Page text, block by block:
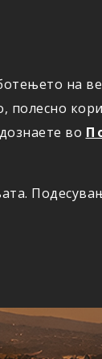
на
полесно
во